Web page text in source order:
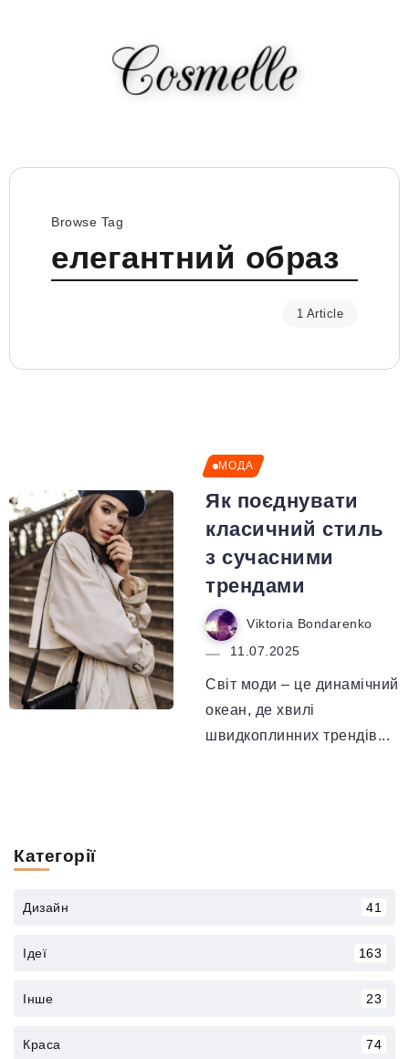
Browse Tag
елегантний образ
1 Article
МОДА
Як поєднувати
класичний стиль
з сучасними
трендами
Viktoria Bondarenko
11.07.2025
Світ моди – це динамічний
океан, де хвилі
швидкоплинних трендів...
Категорії
Дизайн 41
Ідеї 163
Інше 23
Краса 74